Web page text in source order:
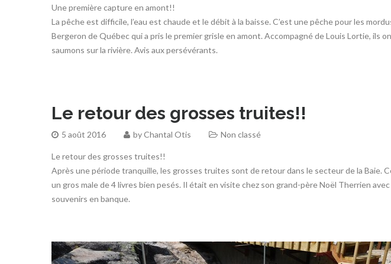
Une première capture en amont!!
La pêche est difficile, l’eau est chaude et le débit à la baisse. C’est une pêche pour les
Bergeron de Québec qui a pris le premier grisle en amont. Accompagné de Louis Lortie,
saumons sur la rivière. Avis aux persévérants.
Le retour des grosses truites!!
5 août 2016 byChantal Otis Non classé
Le retour des grosses truites!!
Après une période tranquille, les grosses truites sont de retour dans le secteur de la Baie.
un gros male de 4 livres bien pesés. Il était en visite chez son grand-père Noël Therrien
souvenirs en banque.